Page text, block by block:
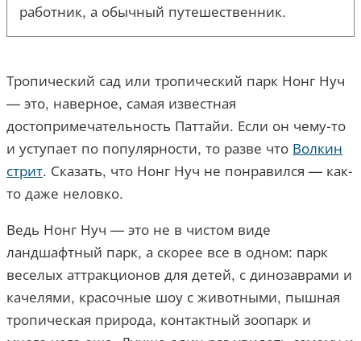
работник, а обычный путешественник.
Тропический сад или тропический парк Нонг Нуч
— это, наверное, самая известная
достопримечательность Паттайи. Если он чему-то
и уступает по популярности, то разве что Волкин
стрит. Сказать, что Нонг Нуч не понравился — как-
то даже неловко.
Ведь Нонг Нуч — это не в чистом виде
ландшафтный парк, а скорее все в одном: парк
веселых аттракционов для детей, с динозаврами и
качелями, красочные шоу с животными, пышная
тропическая природа, контактный зоопарк и